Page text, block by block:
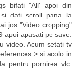
bifati "All' apoi din
dati scroll pana la
jos "Video cropping"
apoi apasati pe save.
video. Acum setati tv
> si acolo in
pentru pornirea vlc.